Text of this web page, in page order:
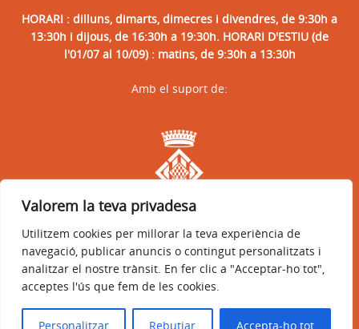
Valorem la teva privadesa
Utilitzem cookies per millorar la teva experiència de
navegació, publicar anuncis o contingut personalitzats i
analitzar el nostre trànsit. En fer clic a "Acceptar-ho tot",
acceptes l'ús que fem de les cookies.
Personalitzar Rebutjar Accepta-ho tot
HORARI : dilluns, dimarts, dimecres i divendres, de 9:30h a
13:30h i dijous, de 16:30h a 19:30h. HORARI D'ESTIU (de
l'01/07 al 10/09) : matins, de 9:30h a 13:30h
Avís legal Política de privacitat
© 2026
Amb el suport de: